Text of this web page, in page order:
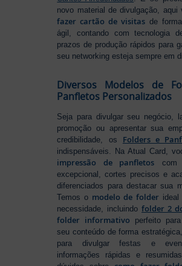
novo material de divulgação, aqui
fazer cartão de visitas de
ágil, contando com tecnologia
prazos de produção rápidos para
seu networking esteja sempre em
Diversos Modelos de
Panfletos Personalizados
Seja para divulgar seu negócio,
promoção ou apresentar sua
credibilidade, os Folders e
indispensáveis. Na Atual Card,
impressão de panfletos com
excepcional, cortes precisos e
diferenciados para destacar sua
Temos o modelo de folder ideal
necessidade, incluindofolder 2
folder informativo perfeito
seu conteúdo de forma
para divulgar festas e
informações rápidas e